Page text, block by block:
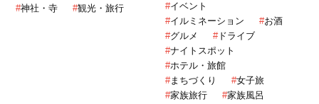
#神社・寺 #観光・旅行
#イベント
#イルミネーション #お酒
#グルメ #ドライブ
#ナイトスポット
#ホテル・旅館
#まちづくり #女子旅
#家族旅行 #家族風呂